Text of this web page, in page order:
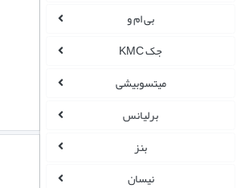
بی ام و
جک KMC
میتسوبیشی
برلیانس
بنز
نیسان